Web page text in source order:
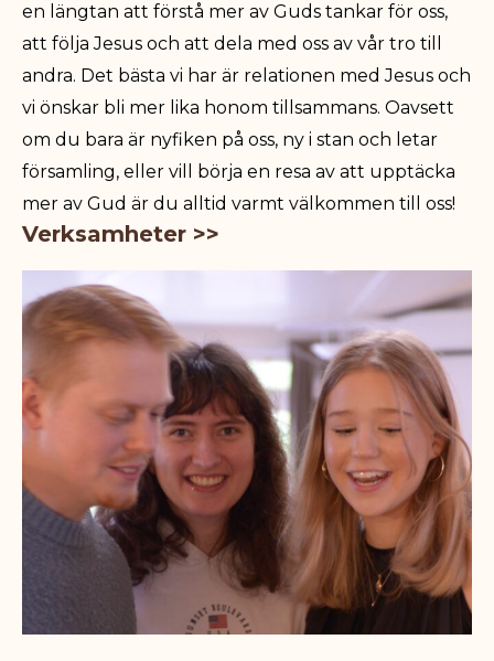
en längtan att förstå mer av Guds tankar för oss,
att följa Jesus och att dela med oss av vår tro till
andra. Det bästa vi har är relationen med Jesus och
vi önskar bli mer lika honom tillsammans. Oavsett
om du bara är nyfiken på oss, ny i stan och letar
församling, eller vill börja en resa av att upptäcka
mer av Gud är du alltid varmt välkommen till oss!
Verksamheter >>